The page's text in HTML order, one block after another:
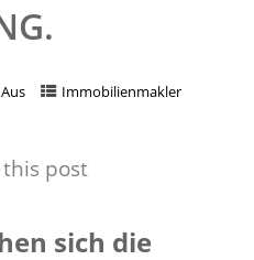
Aus Immobilienmakler
this post
sich die